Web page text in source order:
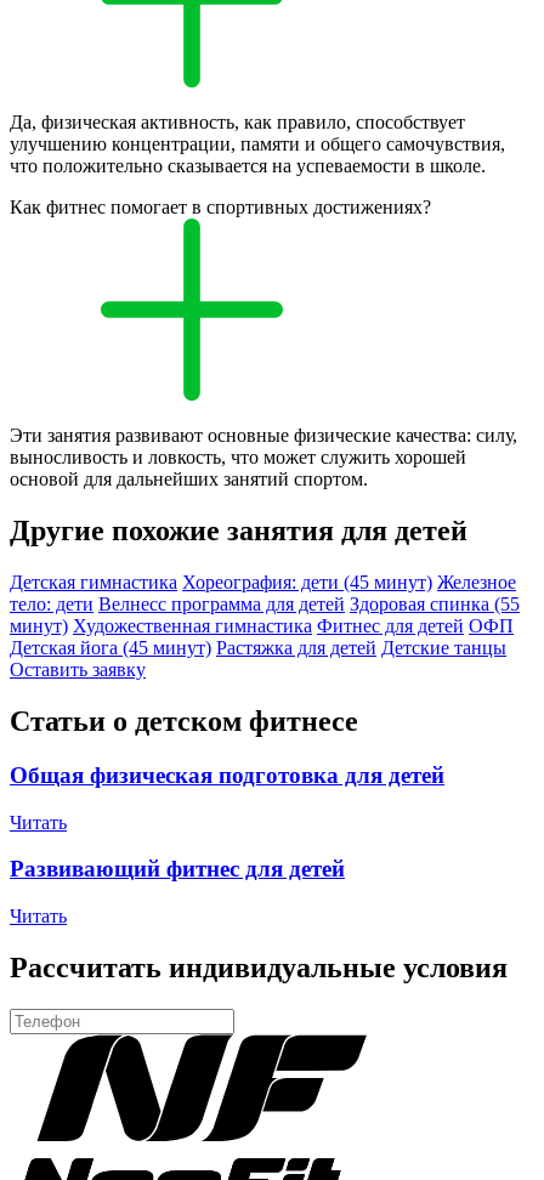
Да, физическая активность, как правило, способствует
улучшению концентрации, памяти и общего самочувствия,
что положительно сказывается на успеваемости в школе.
Как фитнес помогает в спортивных достижениях?
Эти занятия развивают основные физические качества: силу,
выносливость и ловкость, что может служить хорошей
основой для дальнейших занятий спортом.
Другие похожие занятия для детей
Детская гимнастика Хореография: дети (45 минут) Железное
тело: дети Велнесс программа для детей Здоровая спинка (55
минут) Художественная гимнастика Фитнес для детей ОФП
Детская йога (45 минут) Растяжка для детей Детские танцы
Оставить заявку
Статьи о детском фитнесе
Общая физическая подготовка для детей
Читать
Развивающий фитнес для детей
Читать
Рассчитать индивидуальные условия